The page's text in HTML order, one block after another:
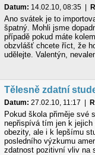
Datum: 14.02.10, 08:35|
Ano svátek je to
špatný. Mohli jsme
případě pokud máte
obzvlášť chcete říct, že
udělejte. Valentýn,
Tělesně zdatní
Datum: 27.02.10, 11:17
Pokud škola přiměje své
nepřispívá tím jen k
obezity, ale i k lepšímu
posledního výzkumu
zdatnost pozitivní vliv na